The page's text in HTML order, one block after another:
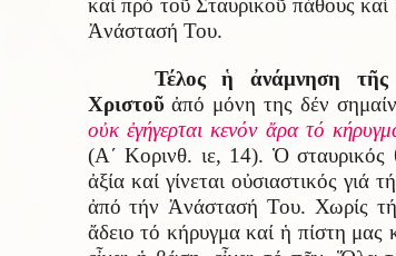
καί πρό τοῦ Σταυρικοῦ πάθους
Ἀνάστασή Του.
Τέλος ἡ ἀνάμνηση τῆς
Χριστοῦἀπό μόνη της δέν
οὐκ ἐγήγερται κενόν ἄρα τό
(Α΄ Κορινθ. ιε, 14). Ὁ σταυρικός
ἀξία καί γίνεται οὐσιαστικός γιά
ἀπό τήν Ἀνάστασή Του. Χωρίς
ἄδειο τό κήρυγμα καί ἡ πίστη